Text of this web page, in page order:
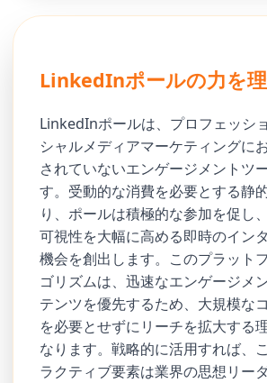
LinkedInポールの力を
LinkedInポールは、プロフェッシ
シャルメディアマーケティングに
されていないエンゲージメントツ
す。受動的な消費を必要とする静
り、ポールは積極的な参加を促し
可視性を大幅に高める即時のイン
機会を創出します。このプラット
ゴリズムは、迅速なエンゲージメ
テンツを優先するため、大規模な
を必要とせずにリーチを拡大する
なります。戦略的に活用すれば、
ラクティブ要素は業界の思想リー